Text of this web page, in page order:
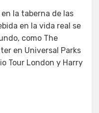
la taberna de las
en la vida real se
como The
en Universal Parks
Tour London y Harry